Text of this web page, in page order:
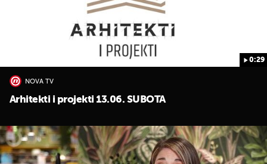
0:29
NOVA TV
Arhitekti i projekti 13.06. SUBOTA
UKLJUČITE NOTIFIKACIJE